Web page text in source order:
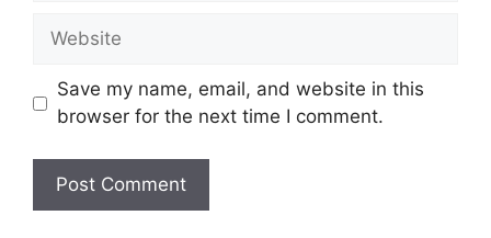
Website
Save my name, email, and website in this
browser for the next time I comment.